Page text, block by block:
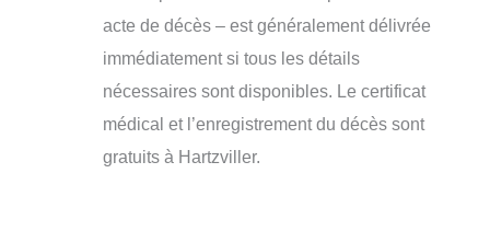
acte de décès – est généralement délivrée
immédiatement si tous les détails
nécessaires sont disponibles. Le certificat
médical et l’enregistrement du décès sont
gratuits à Hartzviller.